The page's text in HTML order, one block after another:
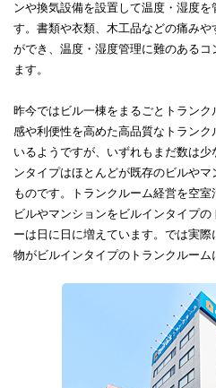
ンや換気設備を設置して温度・湿度
す。書類や衣類、木工品などの痛み
ができ、温度・湿度管理に難のある
ます。
昨今ではビル一棟をまるごとトラン
感や利便性を高めた高品質なトラン
いるようですが、いずれもまだ数は
ンタイプはほとんどが既存のビルや
ものです。トランクルーム経営を空
ビルやマンションをビルインタイプ
ーは日に日に増えています。では実
物がビルインタイプのトランクルーム